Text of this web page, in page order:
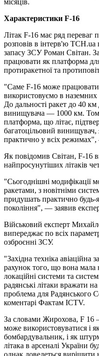
Характеристики F-16
Літак F-16 має ряд переваг
розповів в інтерв'ю ТСН.ua
запасу ЗСУ Роман Світан.
працювати як платформа
протиракетної та
"Саме F-16 може працювати
використовуємо в
До дальності ракет до 40
винищувача — 1000 км.
платформа, що літає,
багатоцільовий
практично у всіх
Як повідомив Світан, F-16
найпросунутіших літаків
"Сьогоднішні модифікації
ракетами, з новітніми
придушать практично будь-
покоління", — заявив
Військовий експерт
випереджає по всіх
озброєнні ЗСУ.
"Західна техніка авіаційна
рахунок того, що вона мала
локаційні системи та
радянські літаки вражати
проблема для Радянського
коментарі Фактам ICTV.
За словами Жирохова, F 16 –
може використовуватися і
бомбардувальник, і як
літака в арсеналі України
однак доведеться вирішити